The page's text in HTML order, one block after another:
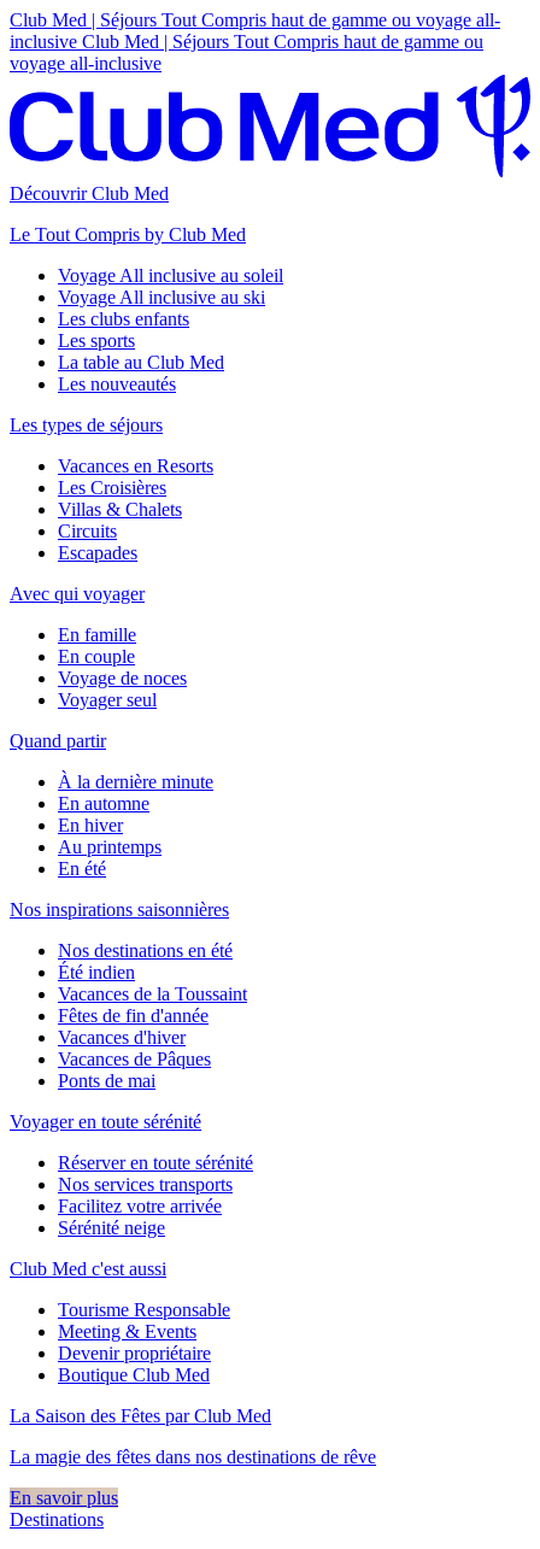
Club Med | Séjours Tout Compris haut de gamme ou voyage all-
inclusive Club Med | Séjours Tout Compris haut de gamme ou
voyage all-inclusive
Découvrir Club Med
Le Tout Compris by Club Med
Voyage All inclusive au soleil
Voyage All inclusive au ski
Les clubs enfants
Les sports
La table au Club Med
Les nouveautés
Les types de séjours
Vacances en Resorts
Les Croisières
Villas & Chalets
Circuits
Escapades
Avec qui voyager
En famille
En couple
Voyage de noces
Voyager seul
Quand partir
À la dernière minute
En automne
En hiver
Au printemps
En été
Nos inspirations saisonnières
Nos destinations en été
Été indien
Vacances de la Toussaint
Fêtes de fin d'année
Vacances d'hiver
Vacances de Pâques
Ponts de mai
Voyager en toute sérénité
Réserver en toute sérénité
Nos services transports
Facilitez votre arrivée
Sérénité neige
Club Med c'est aussi
Tourisme Responsable
Meeting & Events
Devenir propriétaire
Boutique Club Med
La Saison des Fêtes par Club Med
La magie des fêtes dans nos destinations de rêve​
En savoir plus
Destinations